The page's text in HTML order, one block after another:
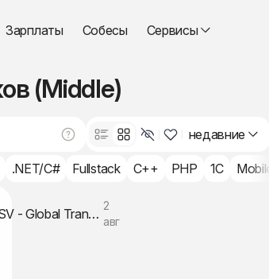
Зарплаты Собесы Сервисы
(Middle)
недавние
.NET/C# Fullstack C++ PHP 1C Mobile
DSV - Global Transport and Logistics
2
авг